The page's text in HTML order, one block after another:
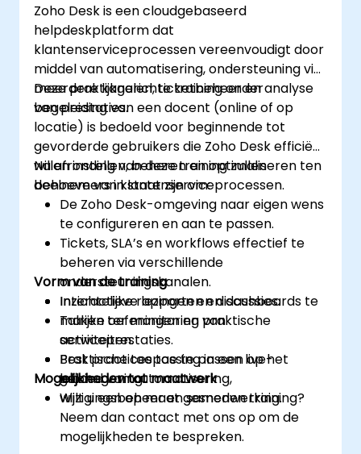
Zoho Desk is een cloudgebaseerd
helpdeskplatform dat
klantenserviceprocessen vereenvoudigt door
middel van automatisering, ondersteuning via
meerdere kanalen, ticketbeheer en analyse
van prestaties.
Deze praktijkgerichte training onder
begeleiding van een docent (online of op
locatie) is bedoeld voor beginnende tot
gevorderde gebruikers die Zoho Desk efficiënt
willen instellen, beheren en optimaliseren ten
behoeve van klantenserviceprocessen.
Na afronding van deze training zullen
deelnemers in staat zijn om:
De Zoho Desk-omgeving naar eigen wens
te configureren en aan te passen.
Tickets, SLA’s en workflows effectief te
beheren via verschillende
ondersteuningskanalen.
Inzichtelijke rapporten en dashboards te
maken ter monitoring van
serviceprestaties.
Best practices toe te passen op het
gebied van automatisering,
wijzigingsbeheer en samenwerking.
Vorm van de training
Interactieve lezingen en discussies.
Talrijke oefeningen en praktische
activiteiten.
Praktische toepassing in een live-
labomgeving.
Mogelijkheden tot maatwerk
Wilt u een op maat gesneden training?
Neem dan contact met ons op om de
mogelijkheden te bespreken.